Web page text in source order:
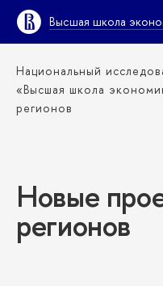
ысшая школа
Национальный
«Высшая школа
регионо
Новые
регионо